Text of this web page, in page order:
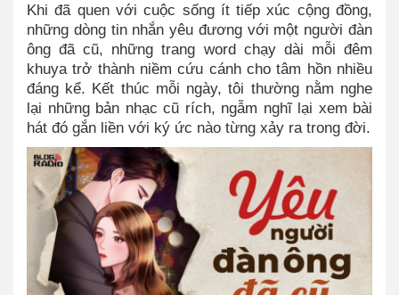
Khi đã quen với cuộc sống ít tiếp xúc cộng đồng,
những dòng tin nhắn yêu đương với một người đàn
ông đã cũ, những trang word chạy dài mỗi đêm
khuya trở thành niềm cứu cánh cho tâm hồn nhiều
đáng kể. Kết thúc mỗi ngày, tôi thường nằm nghe
lại những bản nhạc cũ rích, ngẫm nghĩ lại xem bài
hát đó gắn liền với ký ức nào từng xảy ra trong đời.